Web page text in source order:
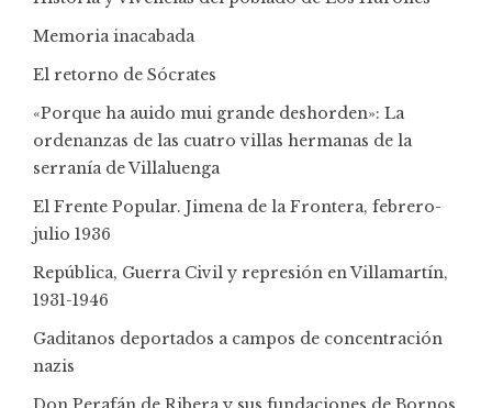
Memoria inacabada
El retorno de Sócrates
«Porque ha auido mui grande deshorden»: La
ordenanzas de las cuatro villas hermanas de la
serranía de Villaluenga
El Frente Popular. Jimena de la Frontera, febrero-
julio 1936
República, Guerra Civil y represión en Villamartín,
1931-1946
Gaditanos deportados a campos de concentración
nazis